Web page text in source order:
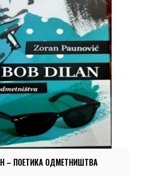
– ПОЕТИКА ОДМЕТНИШТВА